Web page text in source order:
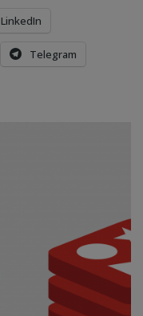
LinkedIn
Telegram